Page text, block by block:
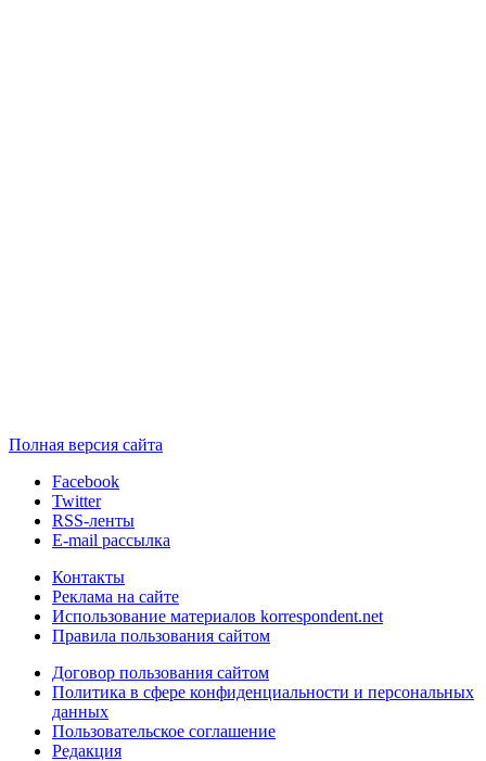
Полная версия сайта
Facebook
Twitter
RSS-ленты
E-mail рассылка
Контакты
Реклама на сайте
Использование материалов korrespondent.net
Правила пользования сайтом
Договор пользования сайтом
Политика в сфере конфиденциальности и персональных
данных
Пользовательское соглашение
Редакция